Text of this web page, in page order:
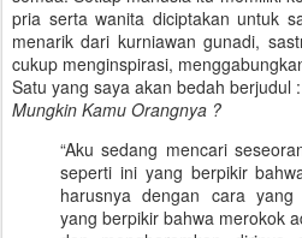
pria serta wanita diciptakan untuk
menarik dari kurniawan gunadi,
cukup menginspirasi,
Satu yang saya akan bedah berjudul :
Mungkin Kamu Orangnya ?
“Aku sedang mencari
seperti ini yang berpikir
harusnya dengan cara yang
yang berpikir bahwa merokok